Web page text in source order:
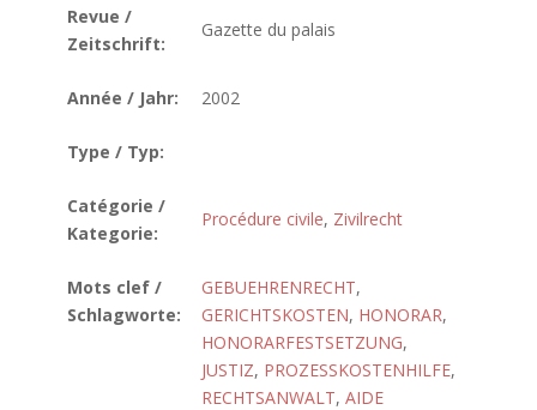
Revue /
Zeitschrift:
Gazette du palais
Année / Jahr: 2002
Type / Typ:
Catégorie /
Kategorie:
Procédure civile, Zivilrecht
Mots clef /
Schlagworte:
GEBUEHRENRECHT,
GERICHTSKOSTEN, HONORAR,
HONORARFESTSETZUNG,
JUSTIZ, PROZESSKOSTENHILFE,
RECHTSANWALT, AIDE